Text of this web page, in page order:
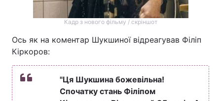
Кадр з нового фільму / скріншот
Ось як на коментар Шукшиної відреагував Філіп
Кіркоров:
"Ця Шукшина божевільна!
Спочатку стань Філіпом